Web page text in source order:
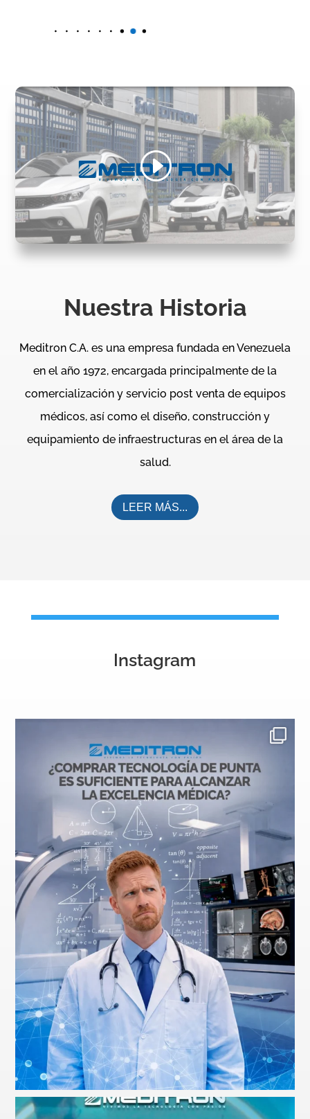
Nuestra Historia
Meditron C.A. es una empresa fundada en Venezuela
en el año 1972, encargada principalmente de la
comercialización y servicio post venta de equipos
médicos, así como el diseño, construcción y
equipamiento de infraestructuras en el área de la
salud.
LEER MÁS...
Instagram